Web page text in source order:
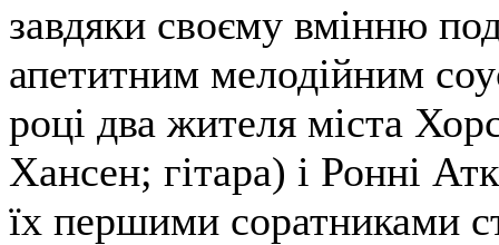
завдяки своєму вмінню
апетитним мелодійним
році два жителя міста
Хансен; гітара) і Ронні
їх першими соратниками